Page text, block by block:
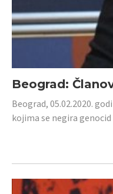
Beograd:
Beograd, 05.02.2020.
kojima se negira